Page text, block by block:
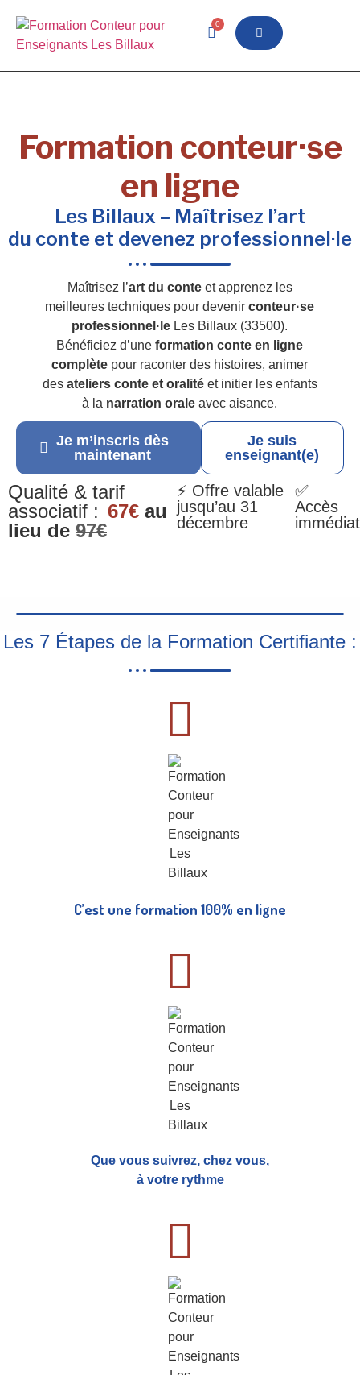
0
Formation conteur·se
en ligne
Les Billaux – Maîtrisez l’art
du conte et devenez professionnel·le
Maîtrisez l’art du conteet apprenez les
meilleures techniques pour devenirconteur·se
professionnel·le Les Billaux (33500).
Bénéficiez d’uneformation conte en ligne
complète pour raconter des histoires, animer
des ateliers conte et oralitéet initier les enfants
à la narration orale avec aisance.
Je m’inscris dès
maintenant
Je suis
enseignant(e)
Qualité & tarif
associatif : 67€ au
lieu de 97€
⚡ Offre valable
jusqu’au 31
décembre
✅
Accès
immédiat
Les 7 Étapes de la Formation Certifiante :
C’est une formation 100% en ligne
Que vous suivrez, chez vous,
à votre rythme